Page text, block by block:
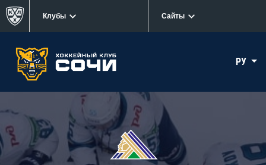
Клубы Сайты
РУ